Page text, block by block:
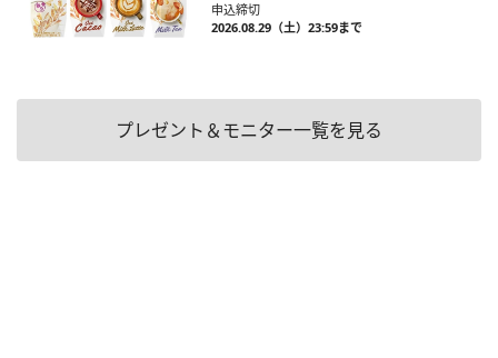
申込締切
2026.08.29（土）23:59まで
プレゼント＆モニター一覧を見る